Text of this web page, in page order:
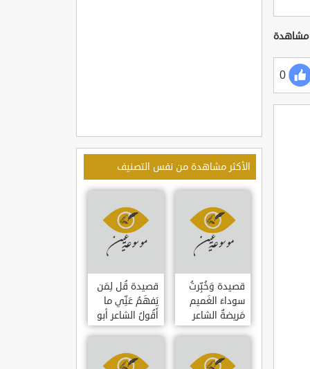
0
الأكثر مشاهدة من نفس التصنيف
قصيدة وَخُبِّرتُ
سوداءَ الغَميم
مَريضةٌ الشاعر
العوام بن عقبة
قصيدة قُل لِمَن
يَفهَمُ عَنِّي ما
أَقُولُ الشاعر أبو
حامد الغزالي